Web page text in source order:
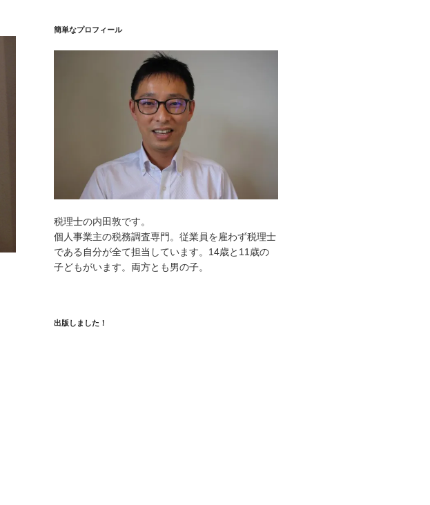
簡単なプロフィール
税理士の内田敦です。
個人事業主の税務調査専門。従業員を雇わず税理士
である自分が全て担当しています。14歳と11歳の
子どもがいます。両方とも男の子。
出版しました！